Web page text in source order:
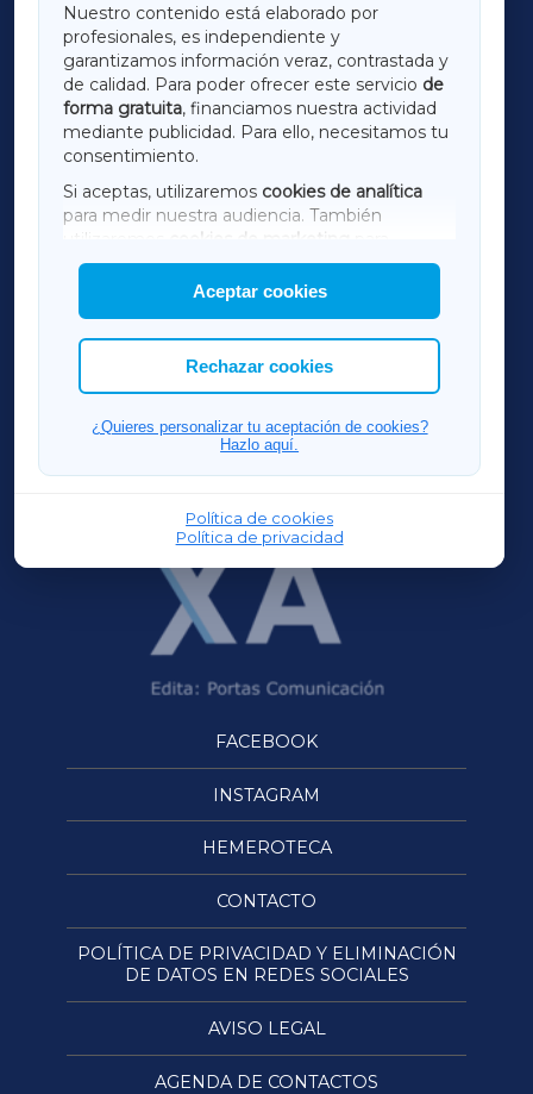
Nuestro contenido está elaborado por
profesionales, es independiente y
garantizamos información veraz, contrastada y
de calidad. Para poder ofrecer este servicio de
forma gratuita, financiamos nuestra actividad
mediante publicidad. Para ello, necesitamos tu
consentimiento.
Si aceptas, utilizaremos cookies de analítica
para medir nuestra audiencia. También
utilizaremos
cookies de marketing
mostrar publicidad de terceros.
Asimismo, puedes personalizar la elección de
las cookies que deseas permitir.
Aceptar cookies
Rechazar cookies
¿Quieres personalizar tu aceptación de cookies?
Hazlo aquí.
Política de cookies
Política de privacidad
LUGOXA
TERRACHAXA
AMARIÑAXA
RIBEIRASACRAXA
ACORUÑAXA
FERROLXA
OURENSEXA
FACEBOOK
INSTAGRAM
HEMEROTECA
CONTACTO
POLÍTICA DE PRIVACIDAD Y ELIMINACIÓN
DE DATOS EN REDES SOCIALES
AVISO LEGAL
AGENDA DE CONTACTOS